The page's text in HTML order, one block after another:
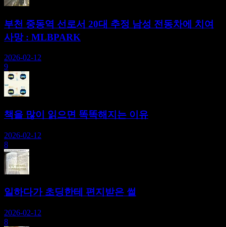
부천 중동역 선로서 20대 추정 남성 전동차에 치여
사망 : MLBPARK
2026-02-12
9
책을 많이 읽으면 똑똑해지는 이유
2026-02-12
8
일하다가 초딩한테 편지받은 썰
2026-02-12
8